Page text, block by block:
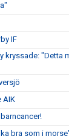
IF
kryssade: "Detta
AIK
bra som i